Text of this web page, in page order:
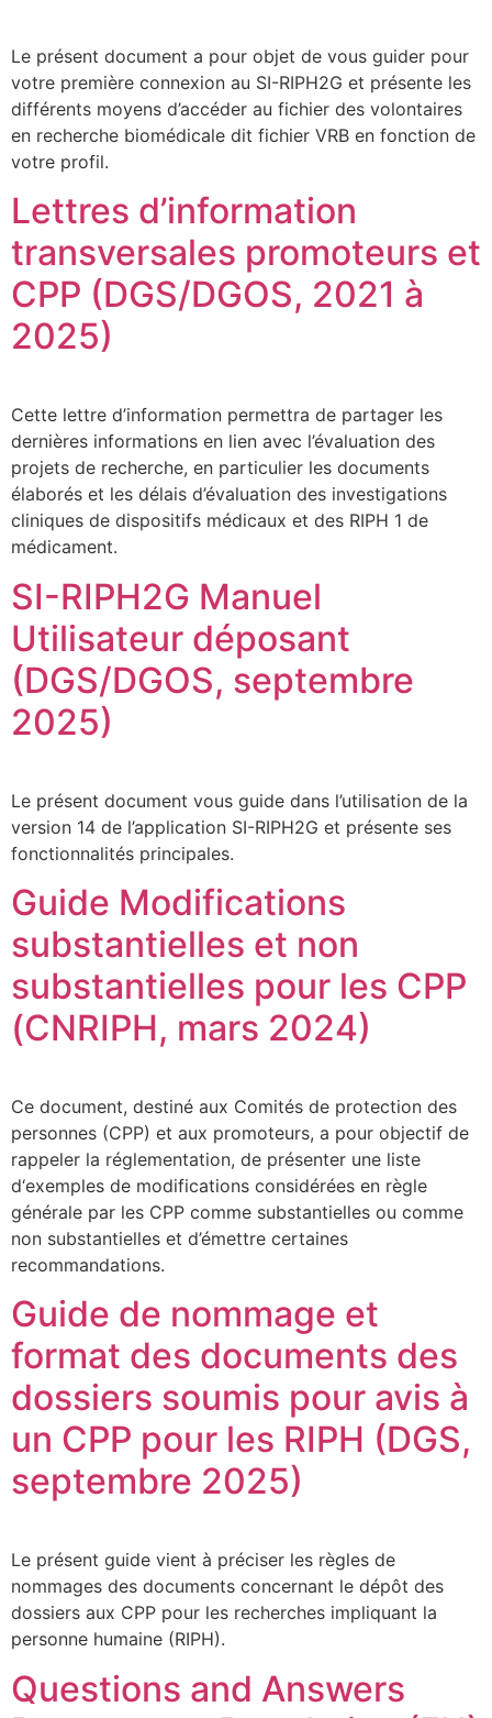
Le présent document a pour objet de vous guider pour
votre première connexion au SI-RIPH2G et présente les
différents moyens d’accéder au fichier des volontaires
en recherche biomédicale dit fichier VRB en fonction de
votre profil.
Lettres d’information
transversales promoteurs et
CPP (DGS/DGOS, 2021 à
2025)
Cette lettre d’information permettra de partager les
dernières informations en lien avec l’évaluation des
projets de recherche, en particulier les documents
élaborés et les délais d’évaluation des investigations
cliniques de dispositifs médicaux et des RIPH 1 de
médicament.
SI-RIPH2G Manuel
Utilisateur déposant
(DGS/DGOS, septembre
2025)
Le présent document vous guide dans l’utilisation de la
version 14 de l’application SI-RIPH2G et présente ses
fonctionnalités principales.
Guide Modifications
substantielles et non
substantielles pour les CPP
(CNRIPH, mars 2024)
Ce document, destiné aux Comités de protection des
personnes (CPP) et aux promoteurs, a pour objectif de
rappeler la réglementation, de présenter une liste
d‘exemples de modifications considérées en règle
générale par les CPP comme substantielles ou comme
non substantielles et d’émettre certaines
recommandations.
Guide de nommage et
format des documents des
dossiers soumis pour avis à
un CPP pour les RIPH (DGS,
septembre 2025)
Le présent guide vient à préciser les règles de
nommages des documents concernant le dépôt des
dossiers aux CPP pour les recherches impliquant la
personne humaine (RIPH).
Questions and Answers